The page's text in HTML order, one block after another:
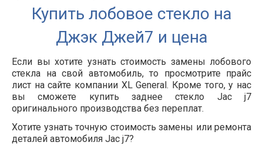
Купить лобовое стекло на
Джэк Джей7 и цена
Если вы хотите узнать стоимость замены лобового
стекла на свой автомобиль, то просмотрите прайс
лист на сайте компании XL General. Кроме того, у нас
вы сможете купить заднее стекло Jac j7
оригинального производства без переплат.
Хотите узнать точную стоимость замены или ремонта
деталей автомобиля Jac j7?